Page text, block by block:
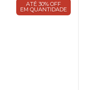
ATÉ 30% OFF
EM QUANTIDADE